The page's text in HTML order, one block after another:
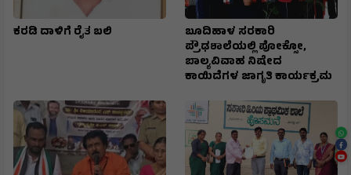
ಕರಡಿ ದಾಳಿಗೆ ರೈತ ಬಲಿ
ಬೂದಿಹಾಳ ಸರಕಾರಿ
ಪ್ರೌಢಶಾಲೆಯಲ್ಲಿ ಪೋಕ್ಸೋ,
ಬಾಲ್ಯವಿವಾಹ ನಿಷೇದ
ಕಾಯಿದೆಗಳ ಜಾಗೃತಿ ಕಾರ್ಯಕ್ರಮ